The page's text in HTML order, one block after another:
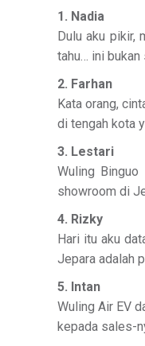
1. Nadia
Dulu aku pikir,
tahu… ini
2. Farhan
Kata orang,
di tengah kota
3. Lestari
Wuling
showroom di
4. Rizky
Hari itu aku
Jepara adalah
5. Intan
Wuling Air EV
kepada sales-